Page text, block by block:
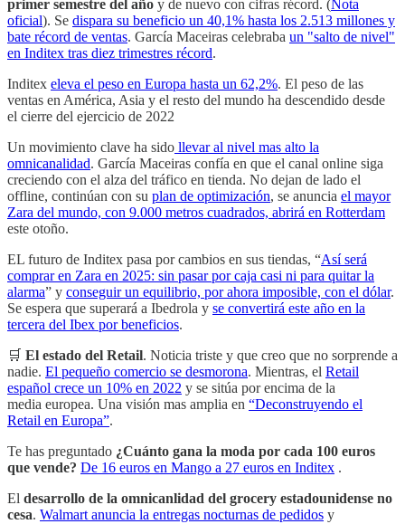
primer semestre del año y de nuevo con cifras récord. (Nota
oficial). Se dispara su beneficio un 40,1% hasta los 2.513 millones y
bate récord de ventas. García Maceiras celebraba un "salto de nivel"
en Inditex tras diez trimestres récord.
Inditex eleva el peso en Europa hasta un 62,2%. El peso de las
ventas en América, Asia y el resto del mundo ha descendido desde
el cierre del ejercicio de 2022
Un movimiento clave ha sido llevar al nivel mas alto la
omnicanalidad. García Maceiras confía en que el canal online siga
creciendo con el alza del tráfico en tienda. No dejan de lado el
offline, continúan con su plan de optimización, se anuncia el mayor
Zara del mundo, con 9.000 metros cuadrados, abrirá en Rotterdam
este otoño.
EL futuro de Inditex pasa por cambios en sus tiendas, “Así será
comprar en Zara en 2025: sin pasar por caja casi ni para quitar la
alarma” y conseguir un equilibrio, por ahora imposible, con el dólar.
Se espera que superará a Ibedrola y se convertirá este año en la
tercera del Ibex por beneficios.
🛒 El estado del Retail. Noticia triste y que creo que no sorprende a
nadie. El pequeño comercio se desmorona. Mientras, el Retail
español crece un 10% en 2022 y se sitúa por encima de la
media europea. Una visión mas amplia en “Deconstruyendo el
Retail en Europa”.
Te has preguntado ¿Cuánto gana la moda por cada 100 euros
que vende? De 16 euros en Mango a 27 euros en Inditex .
El desarrollo de la omnicanlidad del grocery estadounidense no
cesa. Walmart anuncia la entregas nocturnas de pedidos y